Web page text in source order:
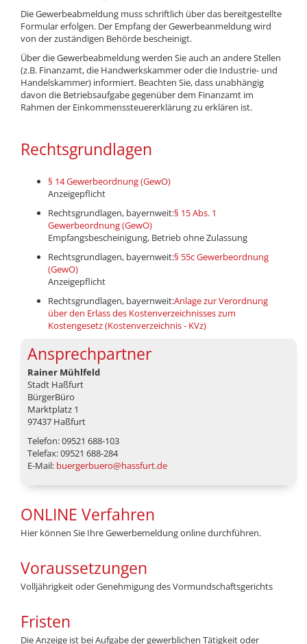
Die Gewerbeabmeldung muss schriftlich über das bereitgestellte
Formular erfolgen. Der Empfang der Gewerbeanmeldung wird
von der zuständigen Behörde bescheinigt.
Über die Gewerbeabmeldung werden Sie auch an andere Stellen
(z.B. Finanzamt, die Handwerkskammer oder die Industrie- und
Handelskammer) informiert. Beachten Sie, dass unabhängig
davon die Betriebsaufgabe gegenüber dem Finanzamt im
Rahmen der Einkommenssteuererklärung zu erklären ist.
Rechtsgrundlagen
§ 14 Gewerbeordnung (GewO)
Anzeigepflicht
Rechtsgrundlagen, bayernweit:§ 15 Abs. 1
Gewerbeordnung (GewO)
Empfangsbescheinigung, Betrieb ohne Zulassung
Rechtsgrundlagen, bayernweit:§ 55c Gewerbeordnung
(GewO)
Anzeigepflicht
Rechtsgrundlagen, bayernweit:Anlage zur Verordnung
über den Erlass des Kostenverzeichnisses zum
Kostengesetz (Kostenverzeichnis - KVz)
Ansprechpartner
Rainer Mühlfeld
Stadt Haßfurt
BürgerBüro
Marktplatz 1
97437 Haßfurt
Telefon: 09521 688-103
Telefax: 09521 688-284
E-Mail: buergerbuero@hassfurt.de
ONLINE Verfahren
Hier können Sie Ihre Gewerbemeldung online durchführen.
Voraussetzungen
Volljährigkeit oder Genehmigung des Vormundschaftsgerichts
Fristen
Die Anzeige ist bei Aufgabe der gewerblichen Tätigkeit oder